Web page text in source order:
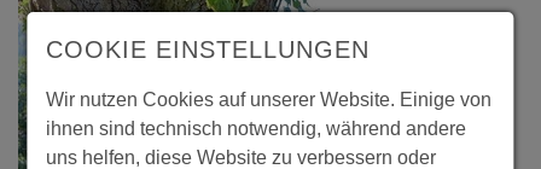
COOKIE EINSTELLUNGEN
Wir nutzen Cookies auf unserer Website. Einige von
ihnen sind technisch notwendig, während andere
uns helfen, diese Website zu verbessern oder